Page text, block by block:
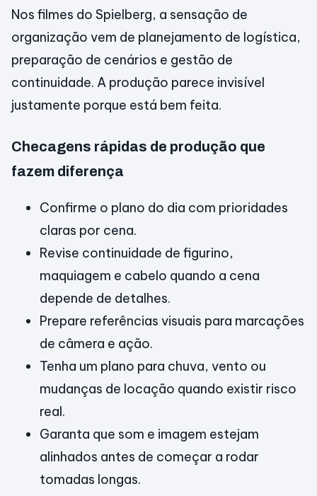
Nos filmes do Spielberg, a sensação de
organização vem de planejamento de logística,
preparação de cenários e gestão de
continuidade. A produção parece invisível
justamente porque está bem feita.
Checagens rápidas de produção que
fazem diferença
Confirme o plano do dia com prioridades
claras por cena.
Revise continuidade de figurino,
maquiagem e cabelo quando a cena
depende de detalhes.
Prepare referências visuais para marcações
de câmera e ação.
Tenha um plano para chuva, vento ou
mudanças de locação quando existir risco
real.
Garanta que som e imagem estejam
alinhados antes de começar a rodar
tomadas longas.